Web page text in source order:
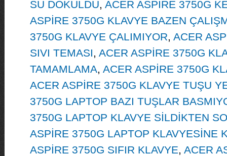
SU DÖKÜLDÜ, ACER ASPİRE 3750G
ASPİRE 3750G KLAVYE BAZEN
3750G KLAVYE ÇALIMIYOR, ACER
SIVI TEMASI, ACER ASPİRE 3750G
TAMAMLAMA, ACER ASPİRE 3750G
ACER ASPİRE 3750G KLAVYE TUŞU
3750G LAPTOP BAZI TUŞLAR
3750G LAPTOP KLAVYE SİLDİKTEN
ASPİRE 3750G LAPTOP KLAVYESİNE
ASPİRE 3750G SIFIR KLAVYE, ACER